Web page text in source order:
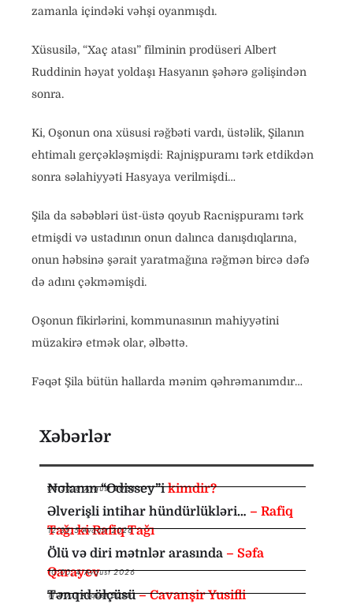
zamanla içindəki vəhşi oyanmışdı.
Xüsusilə, “Xaç atası” filminin prodüseri Albert
Ruddinin həyat yoldaşı Hasyanın şəhərə gəlişindən
sonra.
Ki, Oşonun ona xüsusi rəğbəti vardı, üstəlik, Şilanın
ehtimalı gerçəkləşmişdi: Rajnişpuramı tərk etdikdən
sonra səlahiyyəti Hasyaya verilmişdi…
Şila da səbəbləri üst-üstə qoyub Racnişpuramı tərk
etmişdi və ustadının onun dalınca danışdıqlarına,
onun həbsinə şərait yaratmağına rəğmən bircə dəfə
də adını çəkməmişdi.
Oşonun fikirlərini, kommunasının mahiyyətini
müzakirə etmək olar, əlbəttə.
Fəqət Şila bütün hallarda mənim qəhrəmanımdır…
Xəbərlər
Nolanın “Odissey”ikimdir?
08:30,6 Avqust 2026
Əlverişli intihar hündürlükləri… – Rafiq
Tağı ki Rafiq Tağı
12:35,5 Avqust 2026
Ölü və diri mətnlər arasında – Səfa
Qarayev
10:00,4 Avqust 2026
Tənqid ölçüsü– Cavanşir Yusifli
11:00,1 Avqust 2026